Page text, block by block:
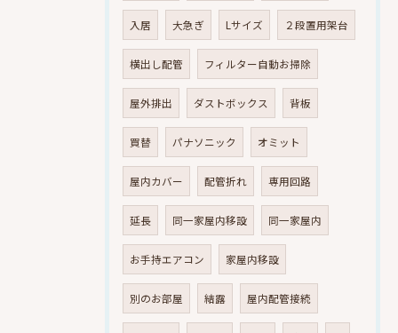
入居 大急ぎ Lサイズ ２段置用架台
横出し配管 フィルター自動お掃除
屋外排出 ダストボックス 背板
買替 パナソニック オミット
屋内カバー 配管折れ 専用回路
延長 同一家屋内移設 同一家屋内
お手持エアコン 家屋内移設
別のお部屋 結露 屋内配管接続